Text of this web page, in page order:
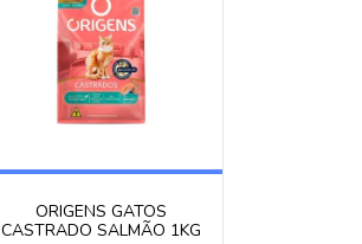
ORIGENS GATOS
CASTRADO SALMÃO 1KG